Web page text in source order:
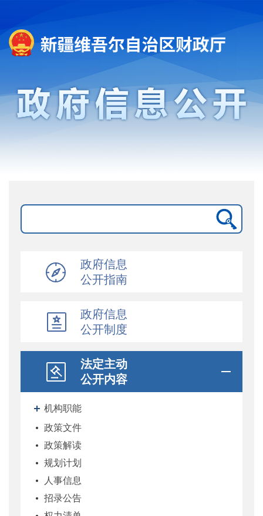
政府信息
公开指南
政府信息
公开制度
法定主动
公开内容
机构职能
政策文件
政策解读
规划计划
人事信息
招录公告